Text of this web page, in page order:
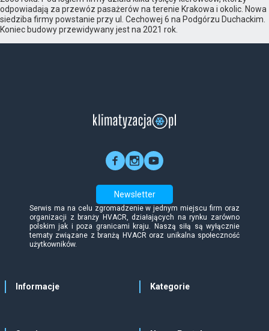
odpowiadają za przewóz pasażerów na terenie Krakowa i okolic. Nowa
siedziba firmy powstanie przy ul. Cechowej 6 na Podgórzu Duchackim.
Koniec budowy przewidywany jest na 2021 rok.
Newsletter
Serwis ma na celu zgromadzenie w jednym miejscu firm oraz
organizacji z branży HVACR, działających na rynku zarówno
polskim jak i poza granicami kraju. Naszą siłą są wyłącznie
tematy związane z branżą HVACR oraz unikalna społeczność
użytkowników.
Informacje Kategorie